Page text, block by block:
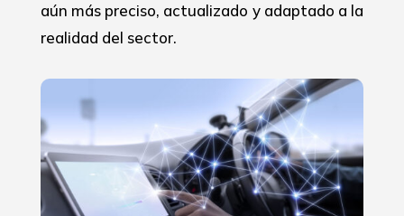
aún más preciso, actualizado y adaptado a la
realidad del sector.